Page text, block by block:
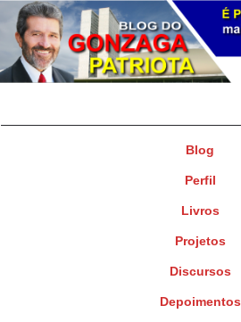
Blog
Perfil
Livros
Projetos
Discursos
Depoimentos